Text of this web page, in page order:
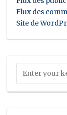
Flux des
Site de